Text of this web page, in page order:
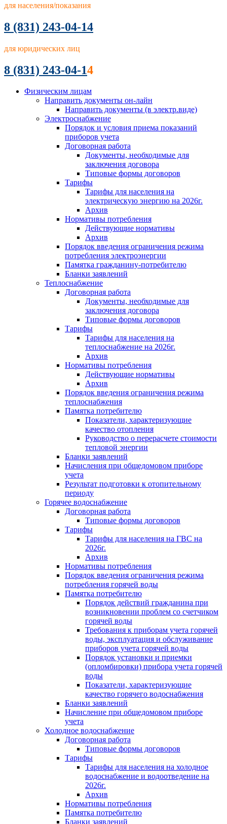
для населения/показания
8 (831) 243-04-14
для юридических лиц
8 (831) 243-04-14
Физическим лицам
Направить документы он-лайн
Направить документы (в электр.виде)
Электроснабжение
Порядок и условия приема показаний
приборов учета
Договорная работа
Документы, необходимые для
заключения договора
Типовые формы договоров
Тарифы
Тарифы для населения на
электрическую энергию на 2026г.
Архив
Нормативы потребления
Действующие нормативы
Архив
Порядок введения ограничения режима
потребления электроэнергии
Памятка гражданину-потребителю
Бланки заявлений
Теплоснабжение
Договорная работа
Документы, необходимые для
заключения договора
Типовые формы договоров
Тарифы
Тарифы для населения на
теплоснабжение на 2026г.
Архив
Нормативы потребления
Действующие нормативы
Архив
Порядок введения ограничения режима
теплоснабжения
Памятка потребителю
Показатели, характеризующие
качество отопления
Руководство о перерасчете стоимости
тепловой энергии
Бланки заявлений
Начисления при общедомовом приборе
учета
Результат подготовки к отопительному
периоду
Горячее водоснабжение
Договорная работа
Типовые формы договоров
Тарифы
Тарифы для населения на ГВС на
2026г.
Архив
Нормативы потребления
Порядок введения ограничения режима
потребления горячей воды
Памятка потребителю
Порядок действий гражданина при
возникновении проблем со счетчиком
горячей воды
Требования к приборам учета горячей
воды, эксплуатация и обслуживание
приборов учета горячей воды
Порядок установки и приемки
(опломбировки) прибора учета горячей
воды
Показатели, характеризующие
качество горячего водоснабжения
Бланки заявлений
Начисление при общедомовом приборе
учета
Холодное водоснабжение
Договорная работа
Типовые формы договоров
Тарифы
Тарифы для населения на холодное
водоснабжение и водоотведение на
2026г.
Архив
Нормативы потребления
Памятка потребителю
Бланки заявлений